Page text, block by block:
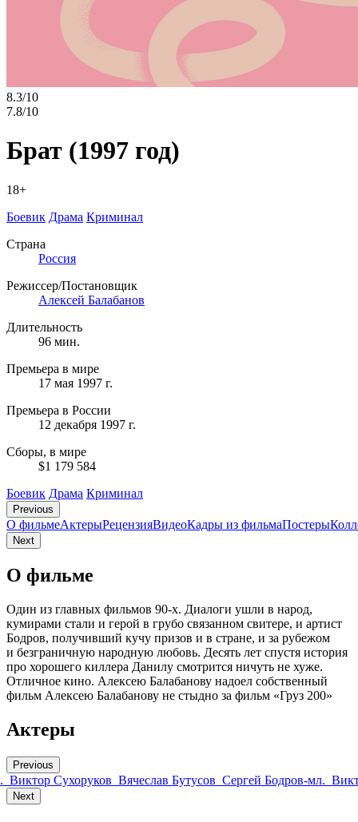
8.3/10
7.8/10
Брат (1997 год)
18+
Боевик Драма Криминал
Страна
Россия
Режиссер/Постановщик
Алексей Балабанов
Длительность
96 мин.
Премьера в мире
17 мая 1997 г.
Премьера в России
12 декабря 1997 г.
Сборы, в мире
$1 179 584
Боевик Драма Криминал
Previous
О фильмеАктерыРецензияВидеоКадры из фильмaПостеры
Next
О фильме
Один из главных фильмов 90-х. Диалоги ушли в народ,
кумирами стали и герой в грубо связанном свитере, и артист
Бодров, получивший кучу призов и в стране, и за рубежом
и безграничную народную любовь. Десять лет спустя история
про хорошего киллера Данилу смотрится ничуть не хуже.
Отличное кино. Алексею Балабанову надоел собственный
фильм Алексею Балабанову не стыдно за фильм «Груз 200»
Актеры
Previous
Виктор Сухоруков Вячеслав Бутусов Сергей Бодров-мл.
Next